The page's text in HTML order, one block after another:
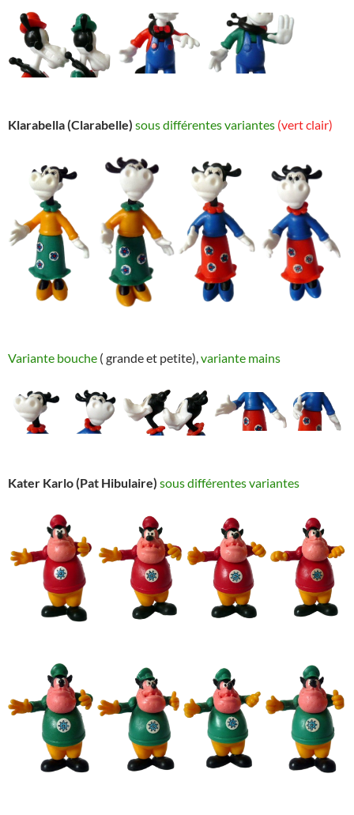
Klarabella(Clarabelle) sous différentes variantes (vert clair)
Variante bouche ( grande et petite),variante mains
Kater Karlo (Pat Hibulaire) sous différentes variantes